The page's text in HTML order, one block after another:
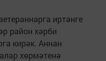
иртәнге
район хәрби
кирәк. Аннан
хөрмәтенә